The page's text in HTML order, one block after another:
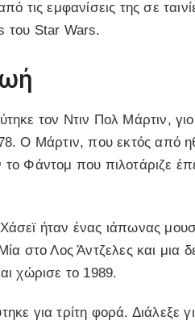
τις εμφανίσεις της σε
του Star Wars.
τον Ντιν Πολ Μάρτιν,
Ο Μάρτιν, που εκτός από
Φάντομ που πιλοτάριζε
ήταν ένας ιάπωνας
στο Λος Άντζελες και μια
χώρισε το 1989.
για τρίτη φορά. Διάλεξε